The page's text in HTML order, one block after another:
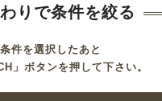
りで条件を絞る
条件を選択したあと
」ボタンを押して下さい。